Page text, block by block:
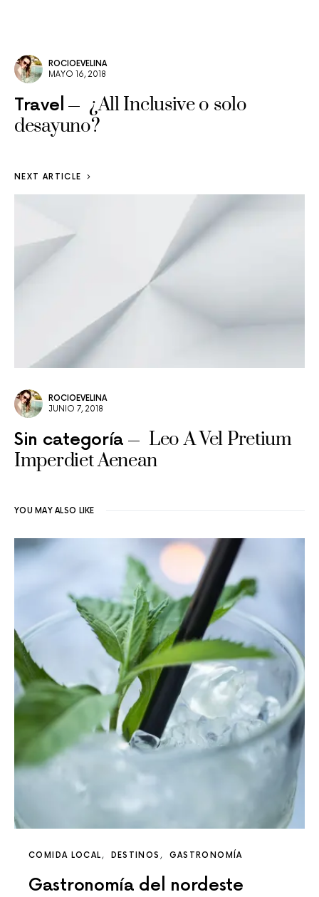
ROCIOEVELINA
MAYO 16, 2018
Travel
¿All Inclusive o solo
desayuno?
NEXT ARTICLE
ROCIOEVELINA
JUNIO 7, 2018
Sin categoría
Leo A Vel Pretium
Imperdiet Aenean
YOU MAY ALSO LIKE
COMIDA LOCAL DESTINOS GASTRONOMÍA
Gastronomía del nordeste